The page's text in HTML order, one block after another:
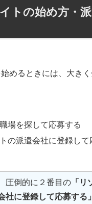
トの始め方・
めるときには、大き
場を探して応募する
の派遣会社に登録して
圧倒的に２番目の 「リ
社に登録して応募する」